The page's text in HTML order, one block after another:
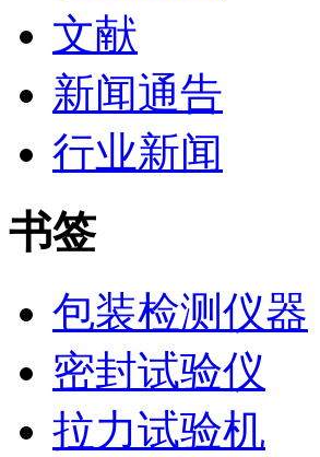
文献
新闻通告
行业新闻
书签
包装检测仪器
密封试验仪
拉力试验机